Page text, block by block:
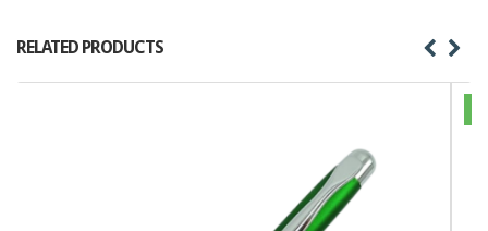
RELATED PRODUCTS